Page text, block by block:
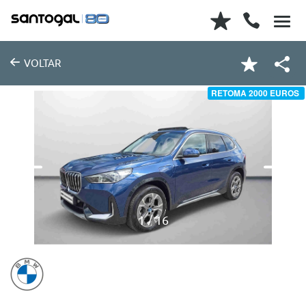
VOLTAR
RETOMA 2000 EUROS
1 16